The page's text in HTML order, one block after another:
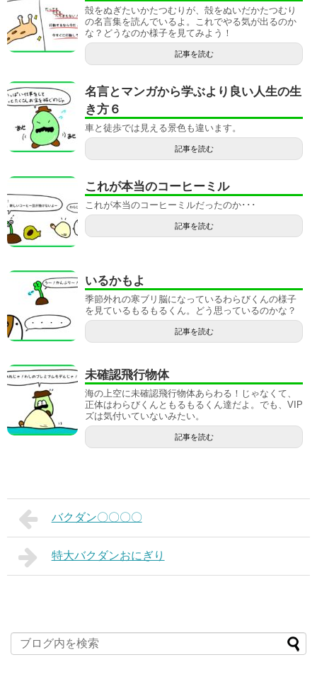
殻をぬぎたいかたつむりが、殻をぬいだかたつむり
の名言集を読んでいるよ。これでやる気が出るのか
な？どうなのか様子を見てみよう！
記事を読む
名言とマンガから学ぶより良い人生の生
き方６
車と徒歩では見える景色も違います。
記事を読む
これが本当のコーヒーミル
これが本当のコーヒーミルだったのか･･･
記事を読む
いるかもよ
季節外れの寒ブリ脳になっているわらびくんの様子
を見ているもるもるくん。どう思っているのかな？
記事を読む
未確認飛行物体
海の上空に未確認飛行物体あらわる！じゃなくて、
正体はわらびくんともるもるくん達だよ。でも、VIP
ズは気付いていないみたい。
記事を読む
バクダン〇〇〇〇
特大バクダンおにぎり